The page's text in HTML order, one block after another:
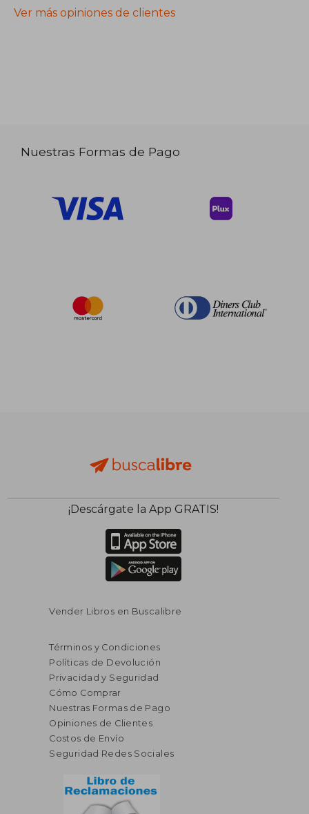
Ver más opiniones de clientes
Nuestras Formas de Pago
¡Descárgate la App GRATIS!
Vender Libros en Buscalibre
Términos y Condiciones
Políticas de Devolución
Privacidad y Seguridad
Cómo Comprar
Nuestras Formas de Pago
Opiniones de Clientes
Costos de Envío
Seguridad Redes Sociales